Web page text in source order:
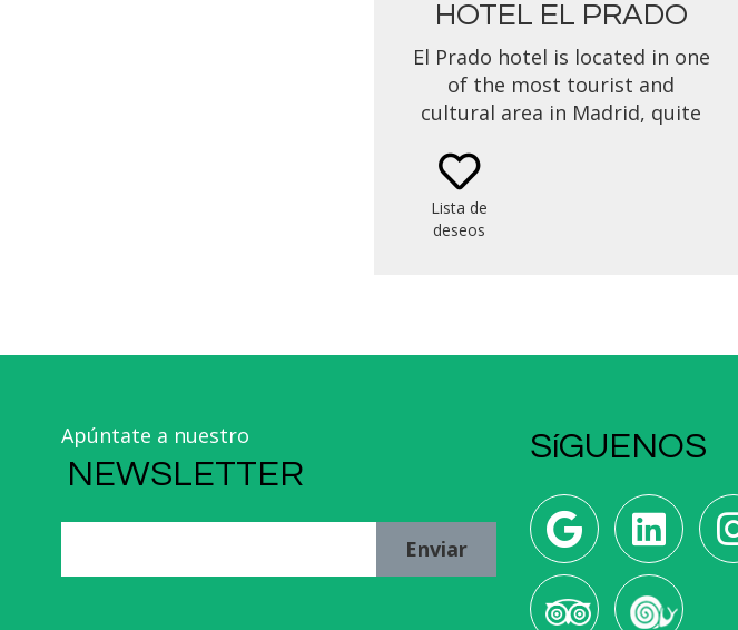
HOTEL EL PRADO
El Prado hotel is located in one
of the most tourist and
cultural area in Madrid, quite
other main points of the city...
Lista de
deseos
Apúntate a nuestro
NEWSLETTER
Enviar
SíGUENOS